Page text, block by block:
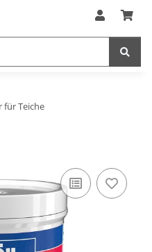
für Teiche